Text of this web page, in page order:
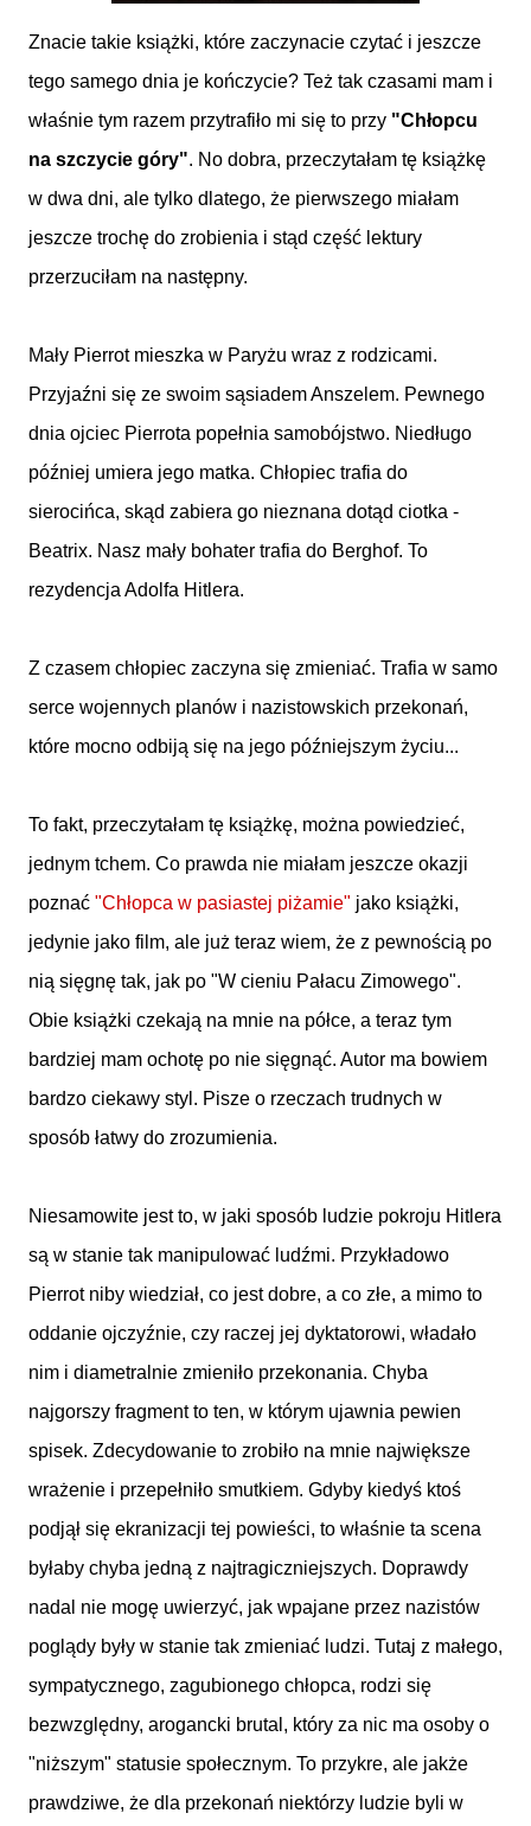
Znacie takie książki, które zaczynacie czytać i jeszcze
tego samego dnia je kończycie? Też tak czasami mam i
właśnie tym razem przytrafiło mi się to przy "Chłopcu
na szczycie góry". No dobra, przeczytałam tę książkę
w dwa dni, ale tylko dlatego, że pierwszego miałam
jeszcze trochę do zrobienia i stąd część lektury
przerzuciłam na następny.
Mały Pierrot mieszka w Paryżu wraz z rodzicami.
Przyjaźni się ze swoim sąsiadem Anszelem. Pewnego
dnia ojciec Pierrota popełnia samobójstwo. Niedługo
później umiera jego matka. Chłopiec trafia do
sierocińca, skąd zabiera go nieznana dotąd ciotka -
Beatrix. Nasz mały bohater trafia do Berghof. To
rezydencja Adolfa Hitlera.
Z czasem chłopiec zaczyna się zmieniać. Trafia w samo
serce wojennych planów i nazistowskich przekonań,
które mocno odbiją się na jego późniejszym życiu...
To fakt, przeczytałam tę książkę, można powiedzieć,
jednym tchem. Co prawda nie miałam jeszcze okazji
poznać "Chłopca w pasiastej piżamie" jako książki,
jedynie jako film, ale już teraz wiem, że z pewnością po
nią sięgnę tak, jak po "W cieniu Pałacu Zimowego".
Obie książki czekają na mnie na półce, a teraz tym
bardziej mam ochotę po nie sięgnąć. Autor ma bowiem
bardzo ciekawy styl. Pisze o rzeczach trudnych w
sposób łatwy do zrozumienia.
Niesamowite jest to, w jaki sposób ludzie pokroju Hitlera
są w stanie tak manipulować ludźmi. Przykładowo
Pierrot niby wiedział, co jest dobre, a co złe, a mimo to
oddanie ojczyźnie, czy raczej jej dyktatorowi, władało
nim i diametralnie zmieniło przekonania. Chyba
najgorszy fragment to ten, w którym ujawnia pewien
spisek. Zdecydowanie to zrobiło na mnie największe
wrażenie i przepełniło smutkiem. Gdyby kiedyś ktoś
podjął się ekranizacji tej powieści, to właśnie ta scena
byłaby chyba jedną z najtragiczniejszych. Doprawdy
nadal nie mogę uwierzyć, jak wpajane przez nazistów
poglądy były w stanie tak zmieniać ludzi. Tutaj z małego,
sympatycznego, zagubionego chłopca, rodzi się
bezwzględny, arogancki brutal, który za nic ma osoby o
"niższym" statusie społecznym. To przykre, ale jakże
prawdziwe, że dla przekonań niektórzy ludzie byli w